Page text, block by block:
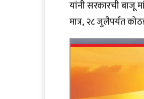
यांनी सरकारची बाजू
मात्र, २८ जुलैपर्यंत